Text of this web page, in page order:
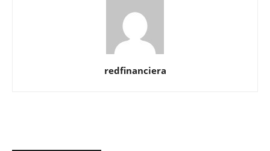
redfinanciera